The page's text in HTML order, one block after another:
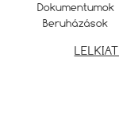
Dokumentumok
Beruházások